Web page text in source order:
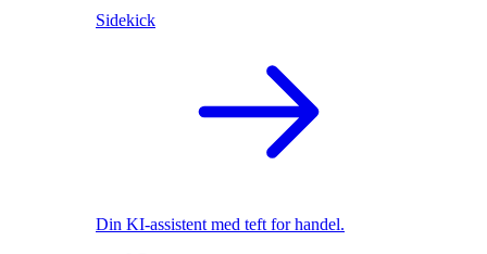
Sidekick
Din KI-assistent med teft for handel.